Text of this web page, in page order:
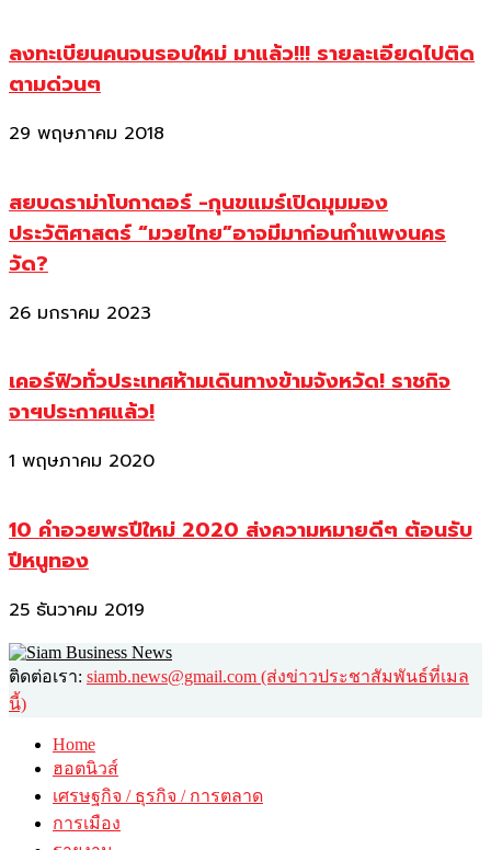
ลงทะเบียนคนจนรอบใหม่ มาแล้ว!!! รายละเอียดไปติด
ตามด่วนๆ
29 พฤษภาคม 2018
สยบดราม่าโบกาตอร์ -กุนขแมร์เปิดมุมมอง
ประวัติศาสตร์ “มวยไทย”อาจมีมาก่อนกำแพงนคร
วัด?
26 มกราคม 2023
เคอร์ฟิวทั่วประเทศห้ามเดินทางข้ามจังหวัด! ราชกิจ
จาฯประกาศแล้ว!
1 พฤษภาคม 2020
10 คำอวยพรปีใหม่ 2020 ส่งความหมายดีๆ ต้อนรับ
ปีหนูทอง
25 ธันวาคม 2019
ติดต่อเรา: siamb.news@gmail.com (ส่งข่าวประชาสัมพันธ์ที่เมล
นี้)
Home
ฮอตนิวส์
เศรษฐกิจ / ธุรกิจ / การตลาด
การเมือง